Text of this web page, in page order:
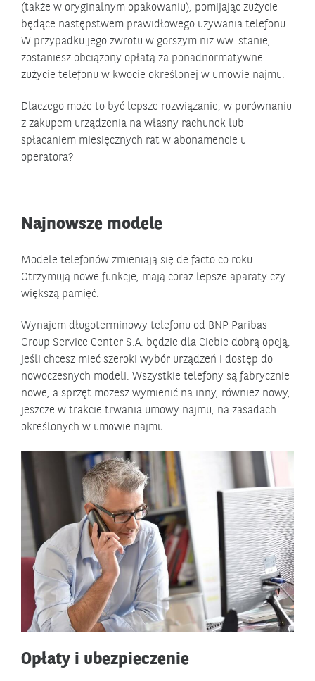
(także w oryginalnym opakowaniu), pomijając zużycie
będące następstwem prawidłowego używania telefonu.
W przypadku jego zwrotu w gorszym niż ww. stanie,
zostaniesz obciążony opłatą za ponadnormatywne
zużycie telefonu w kwocie określonej w umowie najmu.
Dlaczego może to być lepsze rozwiązanie, w porównaniu
z zakupem urządzenia na własny rachunek lub
spłacaniem miesięcznych rat w abonamencie u
operatora?
Najnowsze modele
Modele telefonów zmieniają się de facto co roku.
Otrzymują nowe funkcje, mają coraz lepsze aparaty czy
większą pamięć.
Wynajem długoterminowy telefonu od BNP Paribas
Group Service Center S.A. będzie dla Ciebie dobrą opcją,
jeśli chcesz mieć szeroki wybór urządzeń i dostęp do
nowoczesnych modeli. Wszystkie telefony są fabrycznie
nowe, a sprzęt możesz wymienić na inny, również nowy,
jeszcze w trakcie trwania umowy najmu, na zasadach
określonych w umowie najmu.
Opłaty i ubezpieczenie